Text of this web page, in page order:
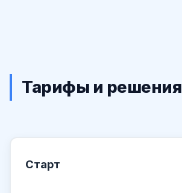
Тарифы и решения
Старт